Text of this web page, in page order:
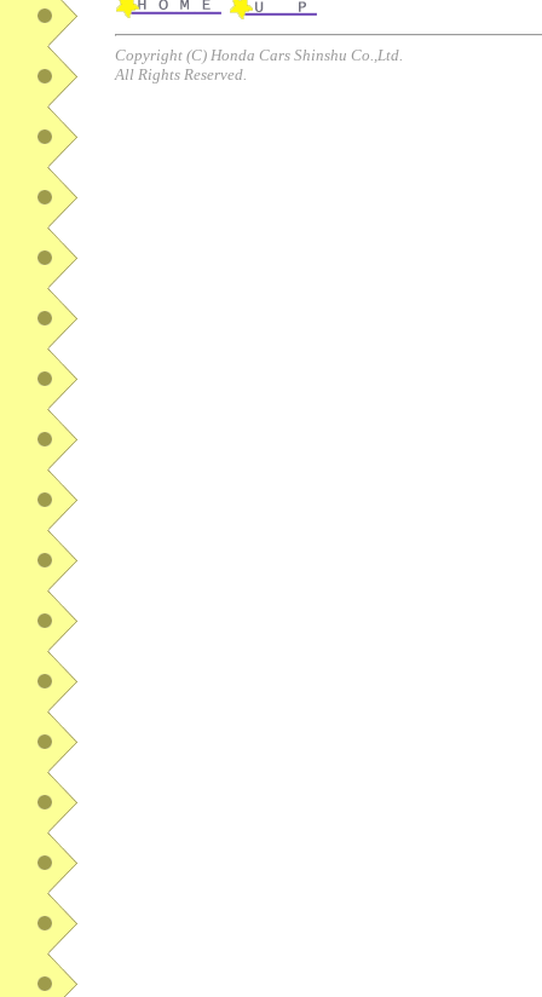
Copyright (C) Honda Cars Shinshu Co.,Ltd.
All Rights Reserved.